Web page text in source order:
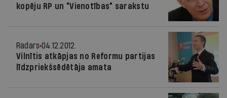
kopēju RP un "Vienotības" sarakstu
Radars 04.12.2012.
Vilnītis atkāpjas no Reformu partijas
līdzpriekšsēdētāja amata